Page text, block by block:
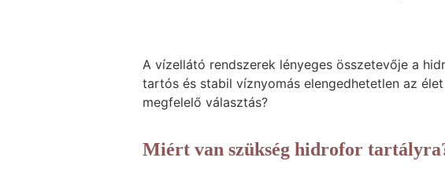
A vízellátó rendszerek lényeges összetevője a
tartós és stabil víznyomás elengedhetetlen az
megfelelő választás?
Miért van szükség hidrofor